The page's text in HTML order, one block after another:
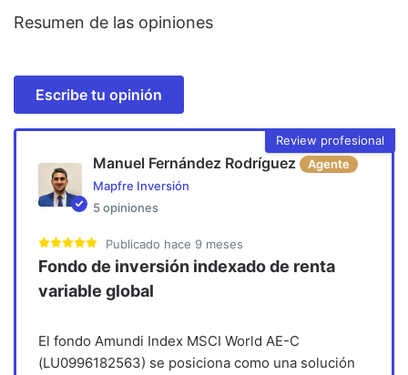
Resumen de las opiniones
Escribe tu opinión
Review profesional
Manuel Fernández Rodríguez
Agente
Mapfre Inversión
5 opiniones
Publicado hace 9 meses
Fondo de inversión indexado de renta
variable global
El fondo Amundi Index MSCI World AE-C
(LU0996182563) se posiciona como una solución